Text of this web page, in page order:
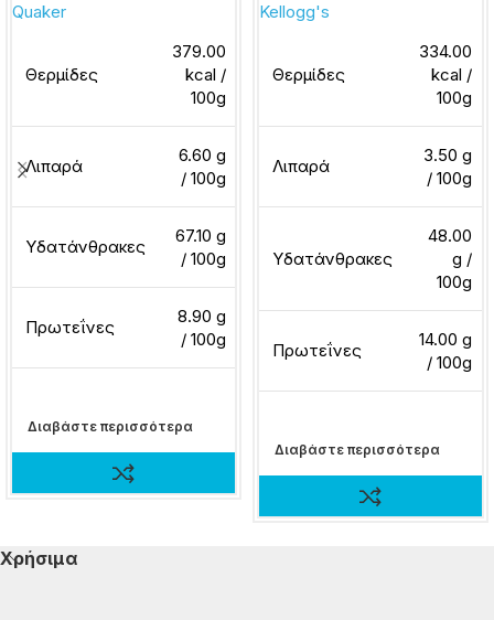
Quaker
Θερμίδες
379.00
kcal /
100g
Λιπαρά
6.60 g
/ 100g
Υδατάνθρακες
67.10 g
/ 100g
Πρωτεΐνες
8.90 g
/ 100g
Διαβάστε περισσότερα
Kellogg's
Θερμίδες
334.00
kcal /
100g
Λιπαρά
3.50 g
/ 100g
Υδατάνθρακες
48.00
g /
100g
Πρωτεΐνες
14.00 g
/ 100g
Διαβάστε περισσότερα
Χρήσιμα